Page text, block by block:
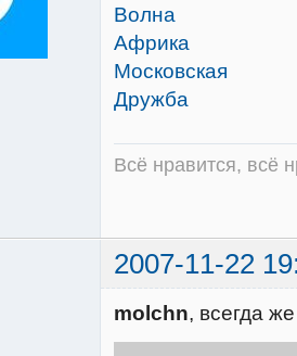
Волна
Африка
Московская
Дружба
Всё нравится, всё
2007-11-22
molchn, всегда